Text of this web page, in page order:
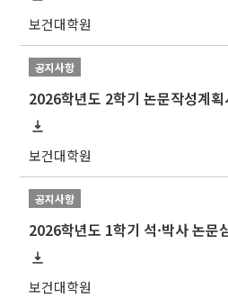
보건대학원
공지사항
보건대학원
공지사항
보건대학원